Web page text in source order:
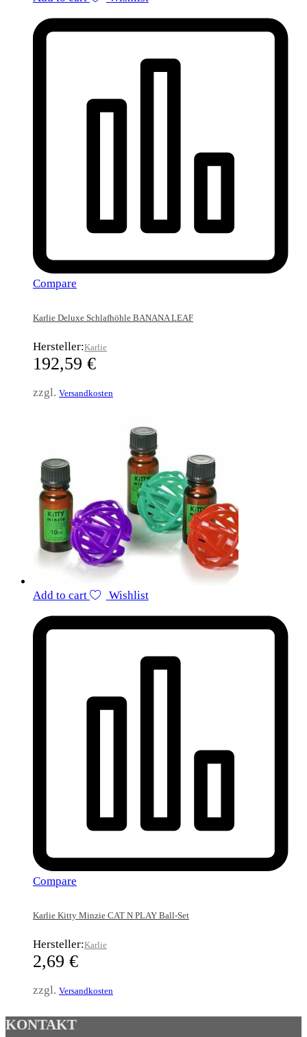
Compare
Karlie Deluxe Schlafhöhle BANANA LEAF
Hersteller:Karlie
192,59 €
zzgl. Versandkosten
Add to cart Wishlist
Compare
Karlie Kitty Minzie CAT N PLAY Ball-Set
Hersteller:Karlie
2,69 €
zzgl. Versandkosten
KONTAKT